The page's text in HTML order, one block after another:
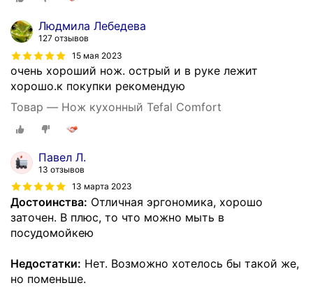
Людмила Лебедева
127 отзывов
15 мая 2023
очень хороший нож. острый и в руке лежит
хорошо.к покупки рекомендую
Товар — Нож кухонный Tefal Comfort
Павел Л.
13 отзывов
13 марта 2023
Достоинства: Отличная эргономика, хорошо
заточен. В плюс, то что можно мыть в
посудомойкею
Недостатки: Нет. Возможно хотелось бы такой же,
но поменьше.